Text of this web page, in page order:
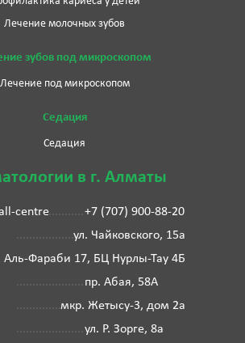
Лечение молочных зубов
зубов под микроскопом
Лечение под микроскопом
Седация
Седация
в г. Алматы
centre
+7 (707) 900-88-20
ул. Чайковского, 15а
Аль-Фараби 17, БЦ Нурлы-Тау 4Б
пр. Абая, 58А
мкр. Жетысу-3, дом 2а
ул. Р. Зорге, 8а